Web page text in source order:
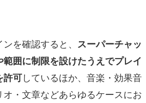
を確認すると、 スーパーチャッ
範囲に制限を設けたうえでプレイ
許可しているほか、音楽・効果音
・文章などあらゆるケースにお